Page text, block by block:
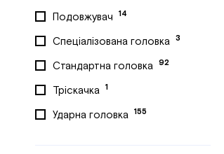
Proxxon
Proxxon
ROTHENBERGER
Ryobi
Ryobi
Подовжувач 14
Спеціалізована головка 3
Стандартна головка 92
Тріскачка 1
Ударна головка 155